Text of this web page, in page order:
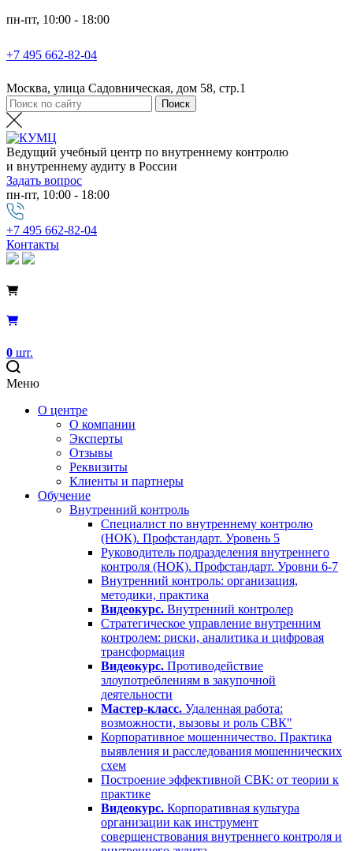
пн-пт, 10:00 - 18:00
+7 495 662-82-04
Москва, улица Садовническая, дом 58, стр.1
Ведущий учебный центр по внутреннему контролю
и внутреннему аудиту в России
Задать вопрос
пн-пт, 10:00 - 18:00
+7 495 662-82-04
Контакты
0 шт.
Меню
О центре
О компании
Эксперты
Отзывы
Реквизиты
Клиенты и партнеры
Обучение
Внутренний контроль
Специалист по внутреннему контролю
(НОК). Профстандарт. Уровень 5
Руководитель подразделения внутреннего
контроля (НОК). Профстандарт. Уровни 6-7
Внутренний контроль: организация,
методики, практика
Видеокурс. Внутренний контролер
Стратегическое управление внутренним
контролем: риски, аналитика и цифровая
трансформация
Видеокурс. Противодействие
злоупотреблениям в закупочной
деятельности
Мастер-класс. Удаленная работа:
возможности, вызовы и роль СВК"
Корпоративное мошенничество. Практика
выявления и расследования мошеннических
схем
Построение эффективной СВК: от теории к
практике
Видеокурс. Корпоративная культура
организации как инструмент
совершенствования внутреннего контроля и